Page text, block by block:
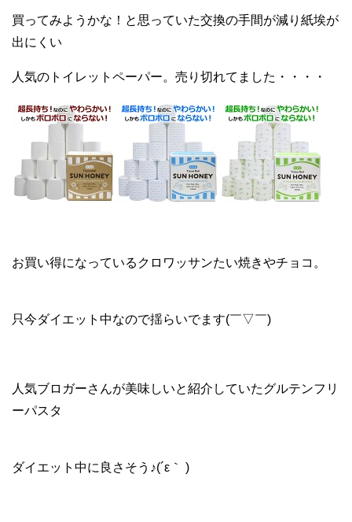
買ってみようかな！と思っていた交換の手間が減り紙埃が
出にくい
人気のトイレットペーパー。売り切れてました・・・・
お買い得になっているクロワッサンたい焼きやチョコ。
只今ダイエット中なので揺らいでます(￣▽￣)
人気ブロガーさんが美味しいと紹介していたグルテンフリ
ーパスタ
ダイエット中に良さそう♪(´ε｀ )